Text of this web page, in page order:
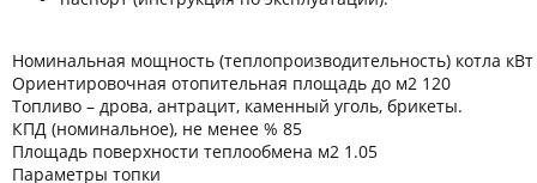
Номинальная мощность (теплопроизводительность) котла кВт
Ориентировочная отопительная площадь до м2 120
Топливо – дрова, антрацит, каменный уголь, брикеты.
КПД (номинальное), не менее % 85
Площадь поверхности теплообмена м2 1.05
Параметры топки